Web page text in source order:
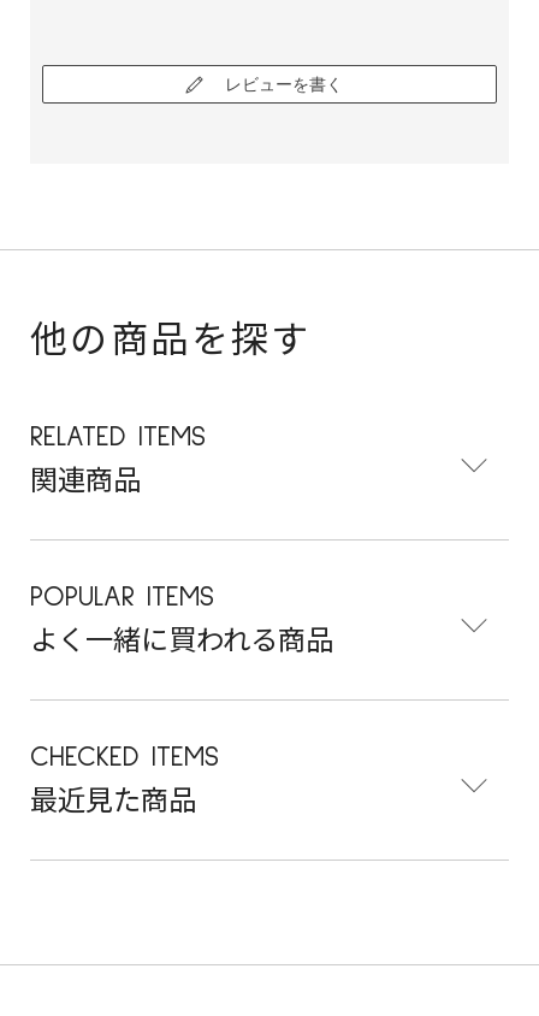
レビューを書く
他の商品を探す
RELATED ITEMS
関連商品
POPULAR ITEMS
よく一緒に買われる商品
CHECKED ITEMS
最近見た商品